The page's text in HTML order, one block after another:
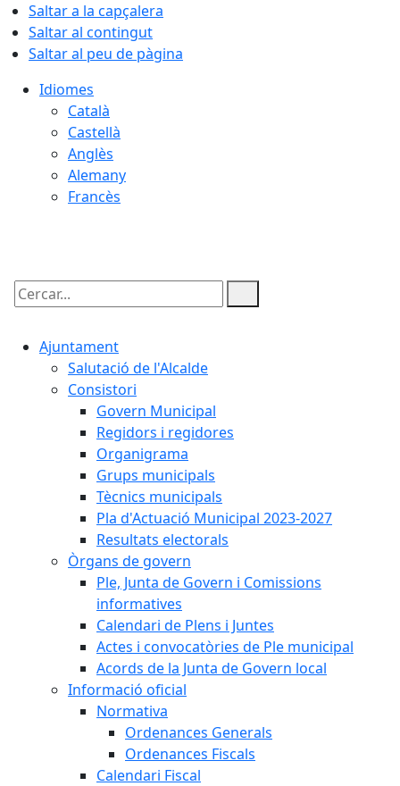
Saltar a la capçalera
Saltar al contingut
Saltar al peu de pàgina
Idiomes
Català
Castellà
Anglès
Alemany
Francès
Cercar:
Ajuntament
Salutació de l'Alcalde
Consistori
Govern Municipal
Regidors i regidores
Organigrama
Grups municipals
Tècnics municipals
Pla d'Actuació Municipal 2023-2027
Resultats electorals
Òrgans de govern
Ple, Junta de Govern i Comissions
informatives
Calendari de Plens i Juntes
Actes i convocatòries de Ple municipal
Acords de la Junta de Govern local
Informació oficial
Normativa
Ordenances Generals
Ordenances Fiscals
Calendari Fiscal